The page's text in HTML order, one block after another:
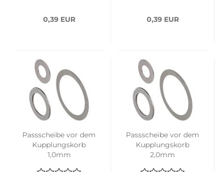
0,39 EUR 0,39 EUR
Passscheibe vor dem
Kupplungskorb
1,0mm
Passscheibe vor dem
Kupplungskorb
2,0mm